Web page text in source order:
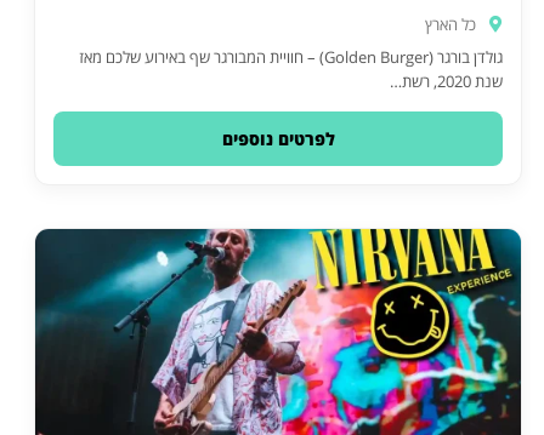
כל הארץ
גולדן בורגר (Golden Burger) – חוויית המבורגר שף באירוע שלכם מאז
שנת 2020, רשת…
לפרטים נוספים